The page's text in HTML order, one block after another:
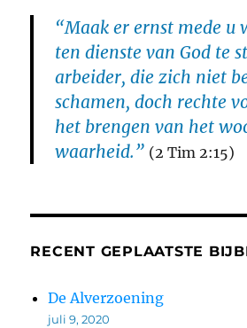
“Maak er ernst mede u
ten dienste van God te
arbeider, die zich niet
schamen, doch rechte
het brengen van het
waarheid.” (2 Tim 2:15)
RECENT GEPLAATSTE
De Alverzoening
juli 9, 2020